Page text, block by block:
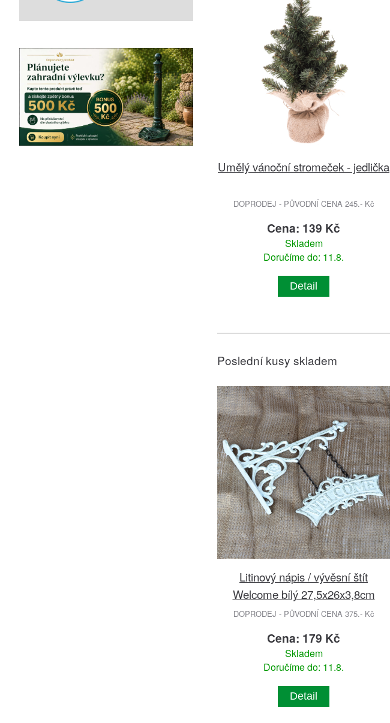
Umělý vánoční stromeček - jedlička
DOPRODEJ - PŮVODNÍ CENA 245.- Kč
Cena: 139 Kč
Skladem
Doručíme do: 11.8.
Detail
Poslední kusy skladem
Litinový nápis / vývěsní štít
Welcome bílý 27,5x26x3,8cm
DOPRODEJ - PŮVODNÍ CENA 375.- Kč
Cena: 179 Kč
Skladem
Doručíme do: 11.8.
Detail